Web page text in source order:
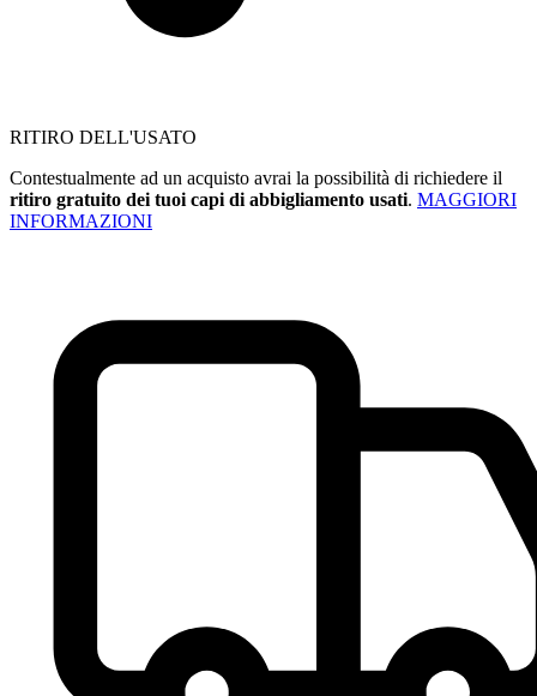
RITIRO DELL'USATO
Contestualmente ad un acquisto avrai la possibilità di richiedere il
ritiro gratuito dei tuoi capi di abbigliamento usati. MAGGIORI
INFORMAZIONI